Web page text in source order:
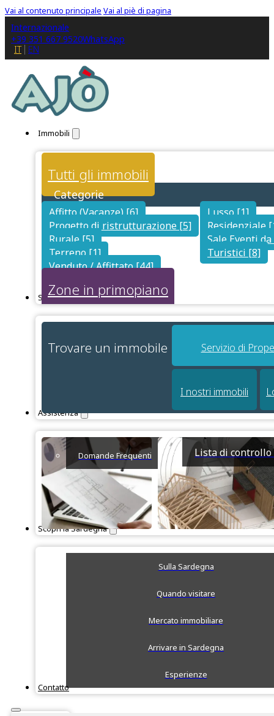
Vai al contenuto principale Vai al piè di pagina
Internazionale
+39 351 667 9520WhatsApp
IT
EN
Immobili
Tutti gli immobili
Categorie
Affitto (Vacanze) [6]
Lusso [1]
Progetto di ristrutturazione [5]
Residenziale
Rurale [5]
Sale Eventi
Terreno [1]
Turistici [8]
Venduto / Affittato [44]
Zone in primopiano
Servizi
Trovare un immobile Servizio di
I nostri immobili
Assistenza
Domande Frequenti Lista di
Scopri la Sardegna
Sulla Sardegna
Quando visitare
Mercato immobiliare
Arrivare in Sardegna
Esperienze
Contatto